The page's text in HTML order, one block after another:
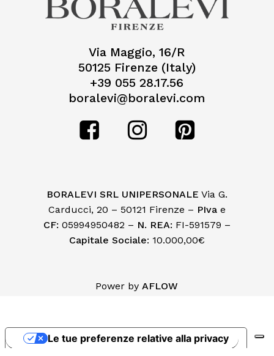
Via Maggio, 16/R
50125 Firenze (Italy)
+39 055 28.17.56
boralevi@boralevi.com
BORALEVI SRL UNIPERSONALE Via G.
Carducci, 20 – 50121 Firenze – PIvae
CF: 05994950482 – N. REA: FI-591579 –
Capitale Sociale: 10.000,00€
Power byAFLOW
Le tue preferenze relative alla privacy